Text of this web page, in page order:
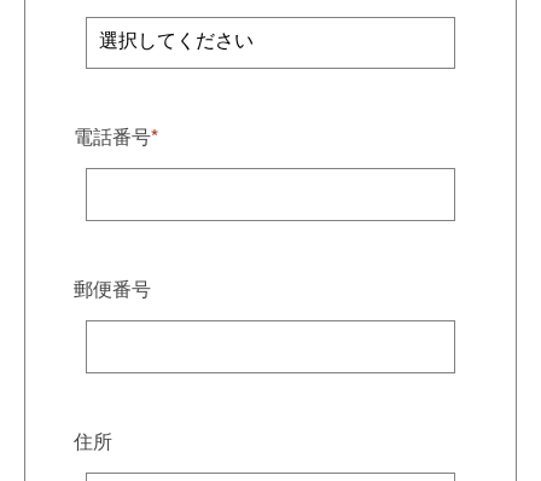
電話番号*
郵便番号
住所